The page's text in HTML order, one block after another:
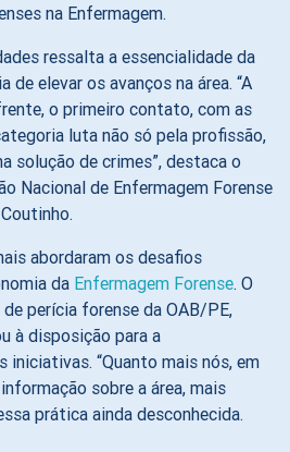
na Enfermagem.
ressalta a essencialidade da
elevar os avanços na área. “A
o primeiro contato, com as
luta não só pela profissão,
solução de crimes”, destaca o
Nacional de Enfermagem Forense
abordaram os desafios
da Enfermagem Forense. O
perícia forense da OAB/PE,
à disposição para a
iniciativas. “Quanto mais nós, em
sobre a área, mais
prática ainda desconhecida.